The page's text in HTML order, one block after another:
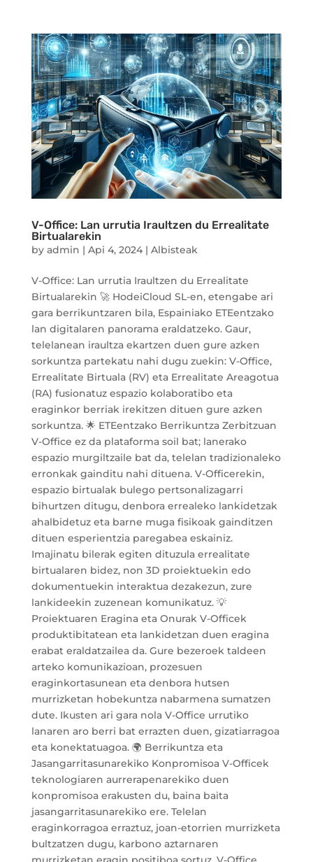
V-Office: Lan urrutia Iraultzen du Errealitate
Birtualarekin
by admin | Api 4, 2024| Albisteak
V-Office: Lan urrutia Iraultzen du Errealitate
Birtualarekin 🚀 HodeiCloud SL-en, etengabe ari
gara berrikuntzaren bila, Espainiako ETEentzako
lan digitalaren panorama eraldatzeko. Gaur,
telelanean iraultza ekartzen duen gure azken
sorkuntza partekatu nahi dugu zuekin: V-Office,
Errealitate Birtuala (RV) eta Errealitate Areagotua
(RA) fusionatuz espazio kolaboratibo eta
eraginkor berriak irekitzen dituen gure azken
sorkuntza. 🌟 ETEentzako Berrikuntza Zerbitzuan
V-Office ez da plataforma soil bat; lanerako
espazio murgiltzaile bat da, telelan tradizionaleko
erronkak gainditu nahi dituena. V-Officerekin,
espazio birtualak bulego pertsonalizagarri
bihurtzen ditugu, denbora errealeko lankidetzak
ahalbidetuz eta barne muga fisikoak gainditzen
dituen esperientzia paregabea eskainiz.
Imajinatu bilerak egiten dituzula errealitate
birtualaren bidez, non 3D proiektuekin edo
dokumentuekin interaktua dezakezun, zure
lankideekin zuzenean komunikatuz. 💡
Proiektuaren Eragina eta Onurak V-Officek
produktibitatean eta lankidetzan duen eragina
erabat eraldatzailea da. Gure bezeroek taldeen
arteko komunikazioan, prozesuen
eraginkortasunean eta denbora hutsen
murrizketan hobekuntza nabarmena sumatzen
dute. Ikusten ari gara nola V-Office urrutiko
lanaren aro berri bat errazten duen, gizatiarragoa
eta konektatuagoa. 🌍 Berrikuntza eta
Jasangarritasunarekiko Konpromisoa V-Officek
teknologiaren aurrerapenarekiko duen
konpromisoa erakusten du, baina baita
jasangarritasunarekiko ere. Telelan
eraginkorragoa erraztuz, joan-etorrien murrizketa
bultzatzen dugu, karbono aztarnaren